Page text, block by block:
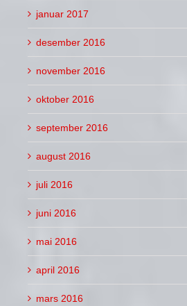
januar 2017
desember 2016
november 2016
oktober 2016
september 2016
august 2016
juli 2016
juni 2016
mai 2016
april 2016
mars 2016